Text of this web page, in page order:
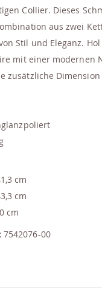
Collier. Dieses
aus zwei
Stil und Eleganz.
mit einer modernen
zusätzliche
cm
cm
cm
7542076-00